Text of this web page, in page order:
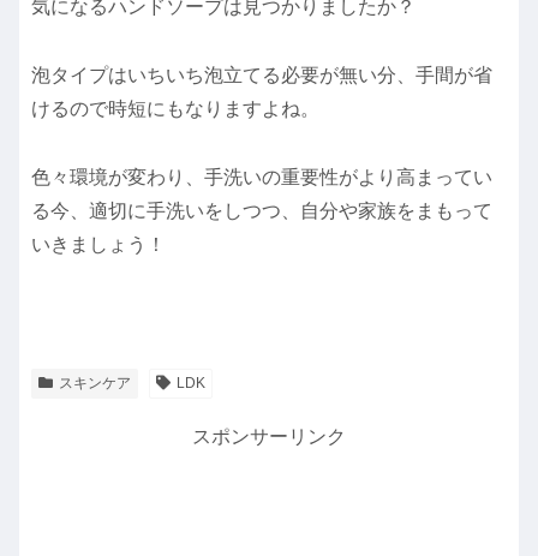
気になるハンドソープは見つかりましたか？
泡タイプはいちいち泡立てる必要が無い分、手間が省
けるので時短にもなりますよね。
色々環境が変わり、手洗いの重要性がより高まってい
る今、適切に手洗いをしつつ、自分や家族をまもって
いきましょう！
スキンケア LDK
スポンサーリンク